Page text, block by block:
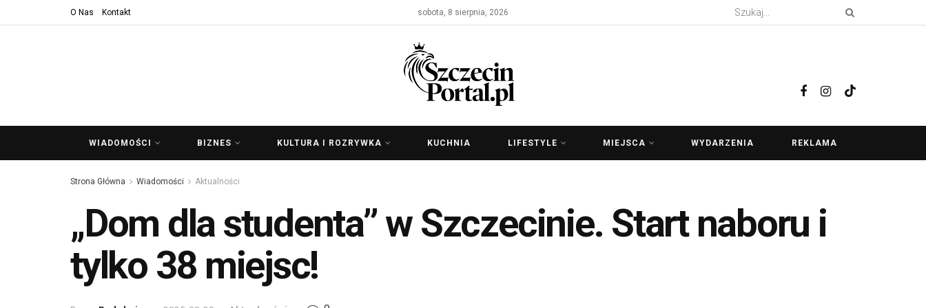
O Nas Kontakt sobota, 8 sierpnia, 2026
WIADOMOŚCI BIZNES KULTURA I ROZRYWKA KUCHNIA LIFESTYLE MIEJSCA WYDARZENIA REKLAMA
Strona Główna Wiadomości Aktualności
„Dom dla studenta” w Szczecinie. Start naboru i
tylko 38 miejsc!